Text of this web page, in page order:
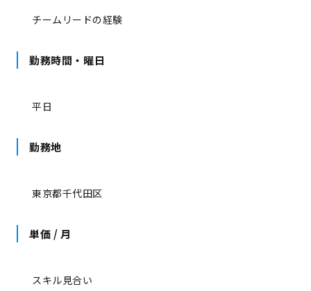
チームリードの経験
勤務時間・曜日
平日
勤務地
東京都千代田区
単価 / 月
スキル見合い